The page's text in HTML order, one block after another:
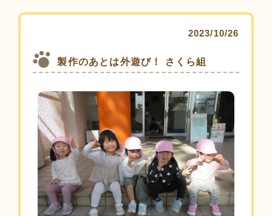
2023/10/26
製作のあとは外遊び！ さくら組